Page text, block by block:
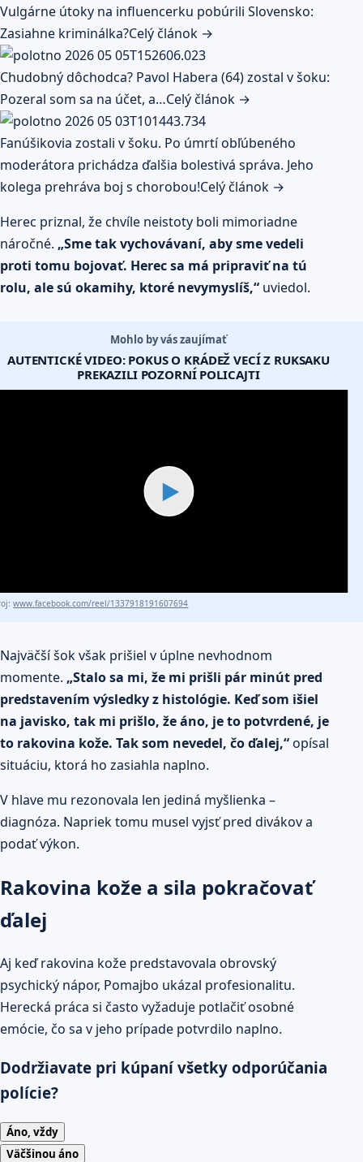
Vulgárne útoky na influencerku pobúrili Slovensko:
Zasiahne kriminálka?Celý článok →
Chudobný dôchodca? Pavol Habera (64) zostal v šoku:
Pozeral som sa na účet, a…Celý článok →
Fanúšikovia zostali v šoku. Po úmrtí obľúbeného
moderátora prichádza ďalšia bolestivá správa. Jeho
kolega prehráva boj s chorobou!Celý článok →
Herec priznal, že chvíle neistoty boli mimoriadne
náročné. „Sme tak vychovávaní, aby sme vedeli
proti tomu bojovať. Herec sa má pripraviť na tú
rolu, ale sú okamihy, ktoré nevymyslíš,“ uviedol.
Mohlo by vás zaujímať
AUTENTICKÉ VIDEO: POKUS O KRÁDEŽ VECÍ Z RUKSAKU
PREKAZILI POZORNÍ POLICAJTI
▶
www.facebook.com/reel/1337918191607694
Najväčší šok však prišiel v úplne nevhodnom
momente. „Stalo sa mi, že mi prišli pár minút pred
predstavením výsledky z histológie. Keď som išiel
na javisko, tak mi prišlo, že áno, je to potvrdené, je
to rakovina kože. Tak som nevedel, čo ďalej,“opísal
situáciu, ktorá ho zasiahla naplno.
V hlave mu rezonovala len jediná myšlienka –
diagnóza. Napriek tomu musel vyjsť pred divákov a
podať výkon.
Rakovina kože a sila pokračovať
ďalej
Aj keď rakovina kože predstavovala obrovský
psychický nápor, Pomajbo ukázal profesionalitu.
Herecká práca si často vyžaduje potlačiť osobné
emócie, čo sa v jeho prípade potvrdilo naplno.
Dodržiavate pri kúpaní všetky odporúčania
polície?
Áno, vždy
Väčšinou áno